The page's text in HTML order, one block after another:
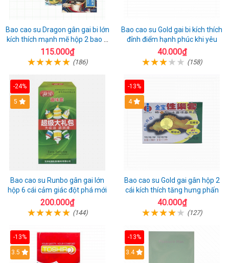
Bao cao su Dragon gân gai bi lớn
kích thích mạnh mẽ hộp 2 bao +
1 riêng
115.000₫
(186)
Bao cao su Gold gai bi kích thích
đỉnh điểm hạnh phúc khi yêu
40.000₫
(158)
-24%
Hot
5
Bao cao su Runbo gân gai lớn
hộp 6 cái cảm giác đột phá mới
200.000₫
(144)
-13%
Hot
4
Bao cao su Gold gai gân hộp 2
cái kích thích tăng hưng phấn
40.000₫
(127)
-13%
3.5
-13%
3.4